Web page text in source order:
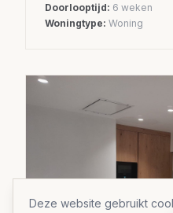
Deze website gebruikt
Doorlooptijd: 6 weken
Woningtype: Woning